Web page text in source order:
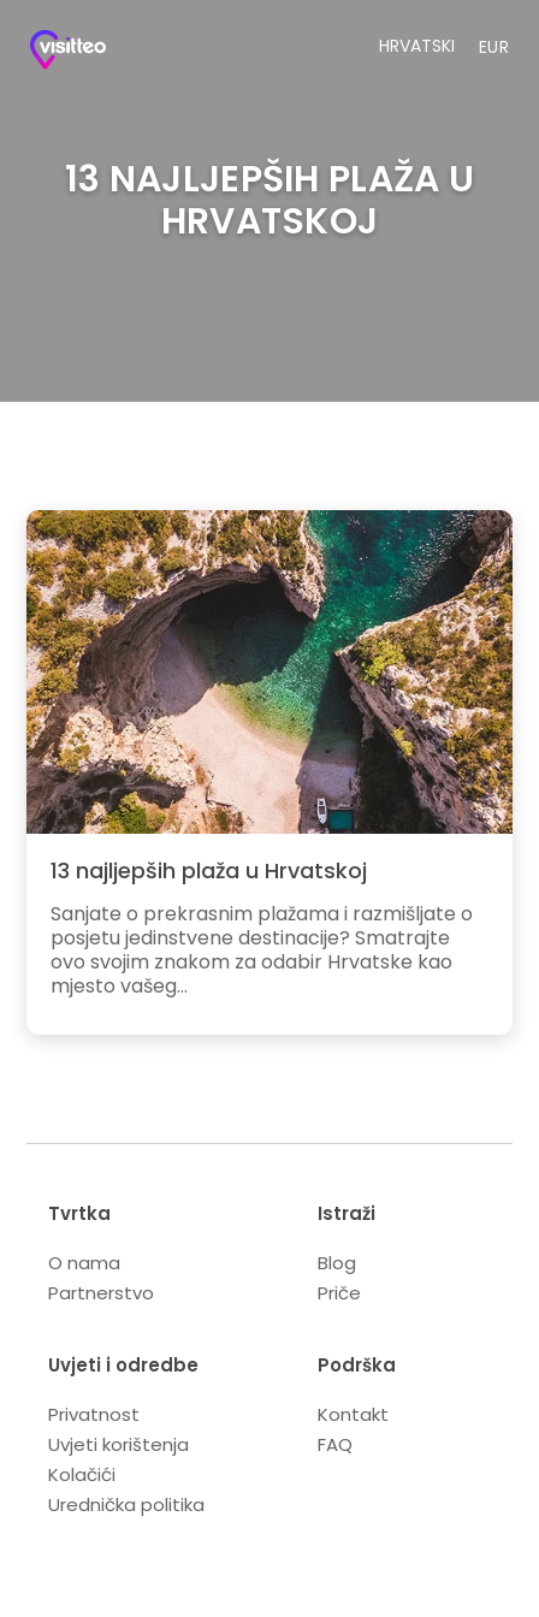
HRVATSKI EUR
13 NAJLJEPŠIH PLAŽA U
HRVATSKOJ
13 najljepših plaža u Hrvatskoj
Sanjate o prekrasnim plažama i razmišljate o
posjetu jedinstvene destinacije? Smatrajte
ovo svojim znakom za odabir Hrvatske kao
mjesto vašeg...
Tvrtka
O nama
Partnerstvo
Istraži
Blog
Priče
Uvjeti i odredbe
Privatnost
Uvjeti korištenja
Kolačići
Urednička politika
Podrška
Kontakt
FAQ